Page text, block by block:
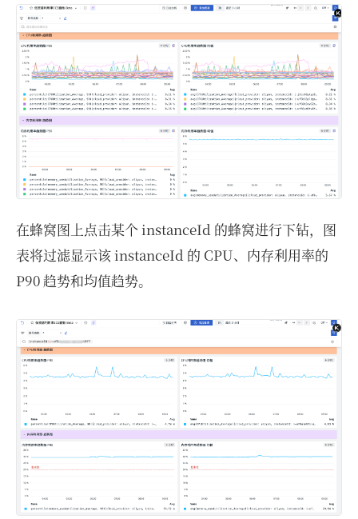
在蜂窝图上点击某个 instanceId 的蜂窝进行下钻，图
表将过滤显示该 instanceId 的 CPU、内存利用率的
P90 趋势和均值趋势。